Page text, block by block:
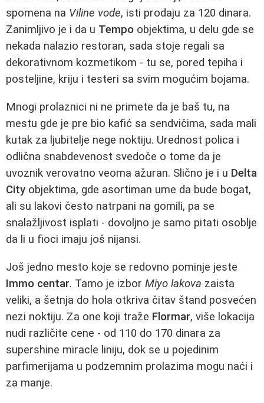
spomena na Viline vode, isti prodaju za 120 dinara.
Zanimljivo je i da u Tempo objektima, u delu gde se
nekada nalazio restoran, sada stoje regali sa
dekorativnom kozmetikom - tu se, pored tepiha i
posteljine, kriju i testeri sa svim mogućim bojama.
Mnogi prolaznici ni ne primete da je baš tu, na
mestu gde je pre bio kafić sa sendvičima, sada mali
kutak za ljubitelje nege noktiju. Urednost polica i
odlična snabdevenost svedoče o tome da je
uvoznik verovatno veoma ažuran. Slično je i u Delta
City objektima, gde asortiman ume da bude bogat,
ali su lakovi često natrpani na gomili, pa se
snalažljivost isplati - dovoljno je samo pitati osoblje
da li u fioci imaju još nijansi.
Još jedno mesto koje se redovno pominje jeste
Immo centar. Tamo je izbor Miyo lakova zaista
veliki, a šetnja do hola otkriva čitav štand posvećen
nezi noktiju. Za one koji traže Flormar, više lokacija
nudi različite cene - od 110 do 170 dinara za
supershine miracle liniju, dok se u pojedinim
parfimerijama u podzemnim prolazima mogu naći i
za manje.